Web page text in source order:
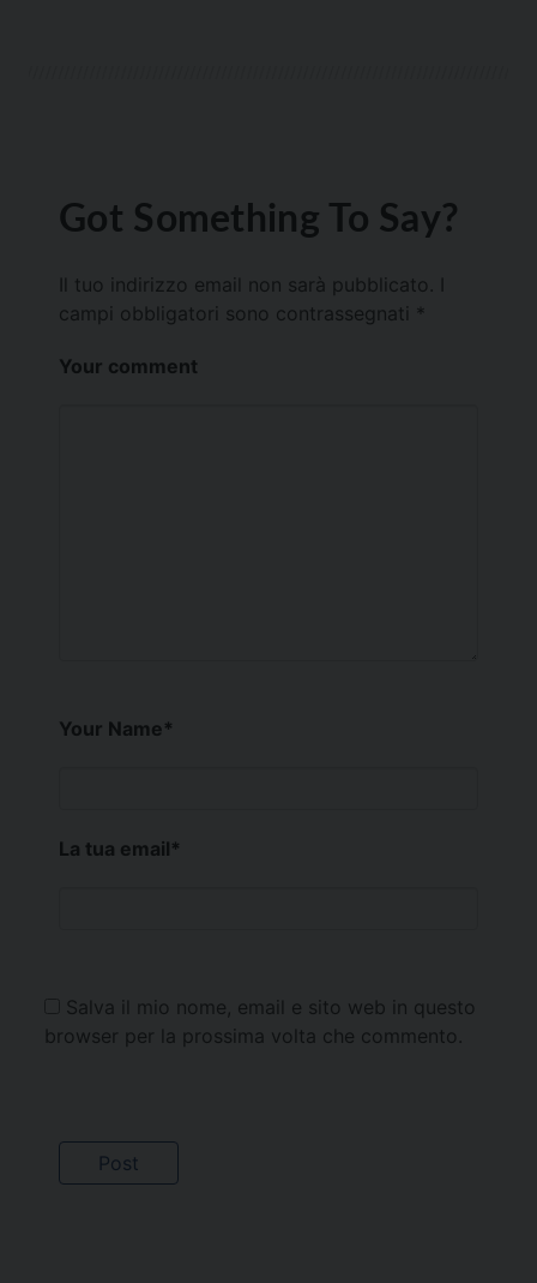
Got Something To Say?
Il tuo indirizzo email non sarà pubblicato.
campi obbligatori sono contrassegnati *
Your comment
Your Name*
La tua email*
Salva il mio nome, email e sito web in questo
browser per la prossima volta che commento.